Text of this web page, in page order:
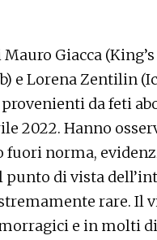
Giacca
e Lorena Zentilin
da feti
2022. Hanno
fuori norma,
di vista
rare. Il
e in molti di